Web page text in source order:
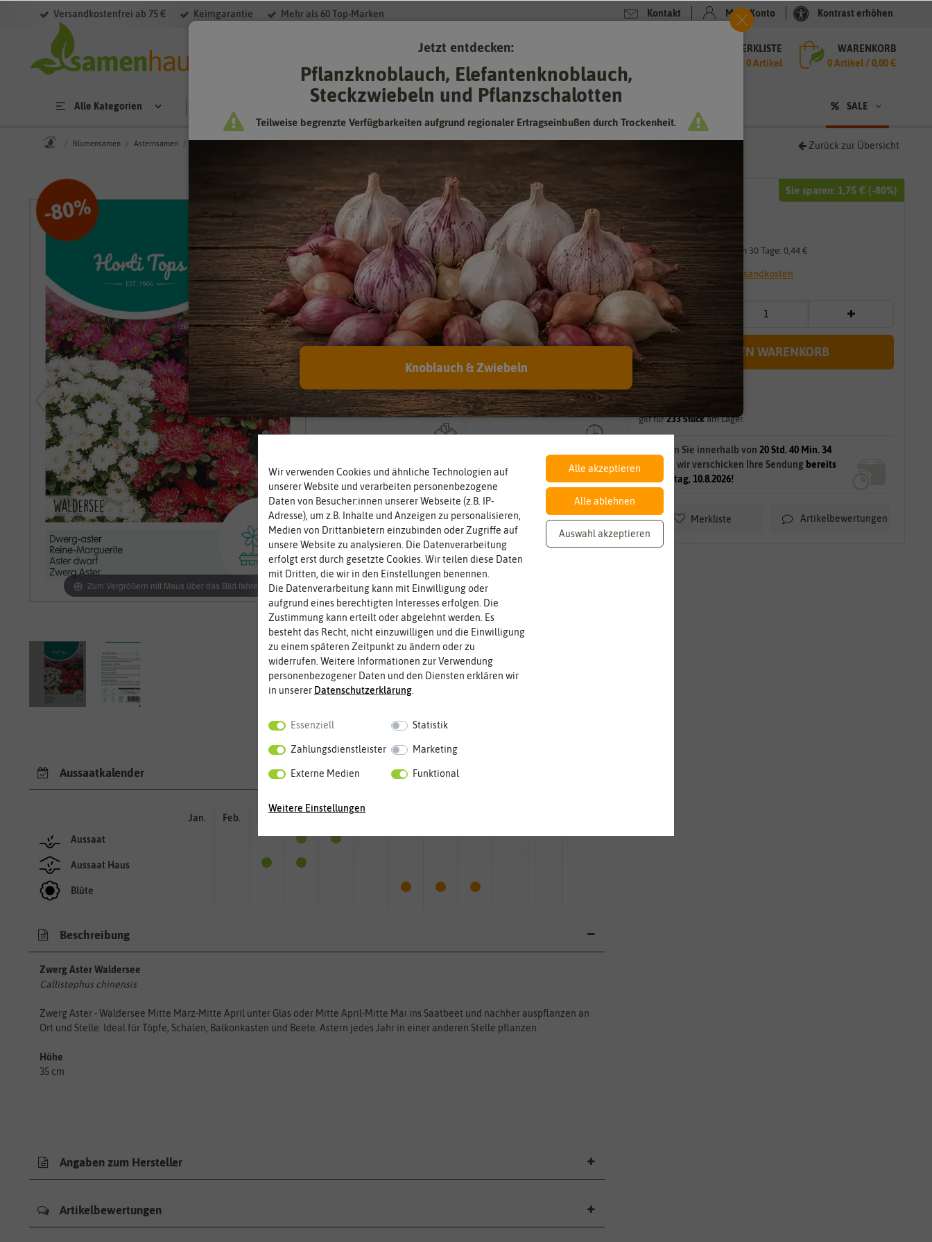
Versandkostenfrei ab 75 € Keimgarantie Mehr als 60 Top-Marken Kontakt Mein Konto Kontrast erhöhen
MERKLISTE
0 Artikel
WARENKORB
0Artikel /0,00 €
Alle Kategorien SALE
Blumensamen Asternsamen Zurück zur Übersicht
Zum Vergrößern mit Maus über das Bild fahren
-80%
Sie sparen: 1,75 € (-80%)
0,44 €
Niedrigster Preis der letzten 30 Tage: 0,44 €
* inkl. 7% MwSt. zzgl. Versandkosten
IN DEN WARENKORB
sofort lieferbar
gilt für233Stückam Lager.
Bestellen Sie innerhalb von 20 Std. 40 Min. 33
Sek.
und wir verschicken Ihre Sendung bereits
am Montag, 10.8.2026!
Merkliste Artikelbewertungen
Zwerg Aster Waldersee [MHD 07/2024]
Mindesthaltbarkeitsdatum (MHD) überschritten oder
fast erreicht:
Kann man abgelaufenes Saatgut trotzdem noch
verwenden?
Hersteller:
Hortitops
8711117410508
Zeitpunkt, bis zu dem das Saat-
Blütenfarbe
pink, rot, violett, weiß
Wie ist die Blüte eingefärbt? Kann
auch mehrfarbig sein.
Aussaatkalender
Aussaat
Aussaat Haus
Blüte
Jan. Feb.
Beschreibung
Zwerg Aster Waldersee
Callistephus chinensis
Zwerg Aster - Waldersee Mitte März-Mitte April unter Glas oder Mitte April-Mitte Mai ins Saatbeet und nachher auspflanzen an
Ort und Stelle. Ideal für Töpfe, Schalen, Balkonkasten und Beete. Astern jedes Jahr in einer anderen Stelle pflanzen.
Höhe
35 cm
Angaben zum Hersteller
Artikelbewertungen
Wir verwenden Cookies und ähnliche Technologien auf
unserer Website und verarbeiten personenbezogene
Daten von Besucher:innen unserer Webseite (z.B. IP-
Adresse), um z.B. Inhalte und Anzeigen zu personalisieren,
Medien von Drittanbietern einzubinden oder Zugriffe auf
unsere Website zu analysieren. Die Datenverarbeitung
erfolgt erst durch gesetzte Cookies. Wir teilen diese Daten
mit Dritten, die wir in den Einstellungen benennen.
Die Datenverarbeitung kann mit Einwilligung oder
aufgrund eines berechtigten Interesses erfolgen. Die
Zustimmung kann erteilt oder abgelehnt werden. Es
besteht das Recht, nicht einzuwilligen und die Einwilligung
zu einem späteren Zeitpunkt zu ändern oder zu
widerrufen. Weitere Informationen zur Verwendung
personenbezogener Daten und den Diensten erklären wir
in unserer Daten­schutz­erklärung.
Essenziell Statistik
Zahlungsdienstleister Marketing
Externe Medien Funktional
Weitere Einstellungen
Alle akzeptieren
Alle ablehnen
Auswahl akzeptieren
Jetzt entdecken:
Pflanzknoblauch, Elefantenknoblauch,
Steckzwiebeln und Pflanzschalotten
Teilweise begrenzte Verfügbarkeiten aufgrund regionaler Ertragseinbußen durch Trockenheit.
Knoblauch & Zwiebeln